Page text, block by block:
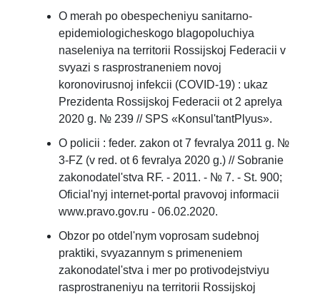
O merah po obespecheniyu sanitarno-
epidemiologicheskogo blagopoluchiya
naseleniya na territorii Rossijskoj Federacii v
svyazi s rasprostraneniem novoj
koronovirusnoj infekcii (COVID-19) : ukaz
Prezidenta Rossijskoj Federacii ot 2 aprelya
2020 g. № 239 // SPS «Konsul'tantPlyus».
O policii : feder. zakon ot 7 fevralya 2011 g. №
3-FZ (v red. ot 6 fevralya 2020 g.) // Sobranie
zakonodatel'stva RF. - 2011. - № 7. - St. 900;
Oficial'nyj internet-portal pravovoj informacii
www.pravo.gov.ru - 06.02.2020.
Obzor po otdel'nym voprosam sudebnoj
praktiki, svyazannym s primeneniem
zakonodatel'stva i mer po protivodejstviyu
rasprostraneniyu na territorii Rossijskoj